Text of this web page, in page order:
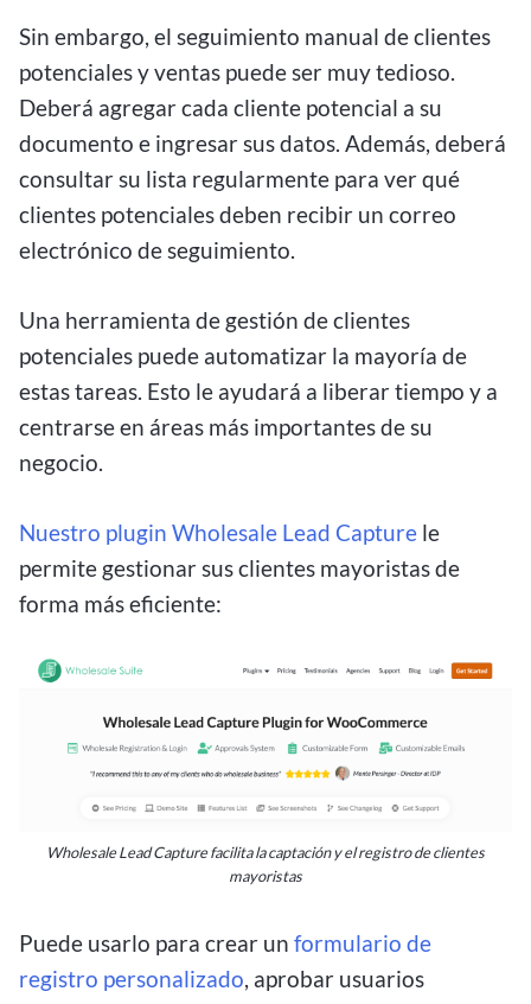
Sin embargo, el seguimiento manual de clientes
potenciales y ventas puede ser muy tedioso.
Deberá agregar cada cliente potencial a su
documento e ingresar sus datos. Además, deberá
consultar su lista regularmente para ver qué
clientes potenciales deben recibir un correo
electrónico de seguimiento.
Una herramienta de gestión de clientes
potenciales puede automatizar la mayoría de
estas tareas. Esto le ayudará a liberar tiempo y a
centrarse en áreas más importantes de su
negocio.
Nuestro plugin Wholesale Lead Capture le
permite gestionar sus clientes mayoristas de
forma más eficiente:
Wholesale Lead Capture facilita la captación y el registro de clientes
mayoristas
Puede usarlo para crear un formulario de
registro personalizado, aprobar usuarios